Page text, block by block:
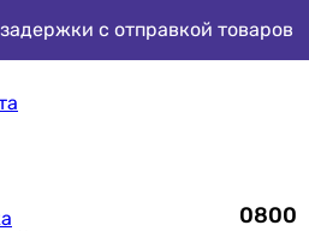
с отправкой товаров
0800